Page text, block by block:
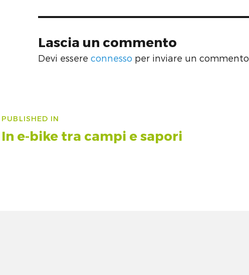
Lascia un commento
Devi essere connesso per inviare un commento.
articoli
PUBLISHED IN
In e-bike tra campi e sapori